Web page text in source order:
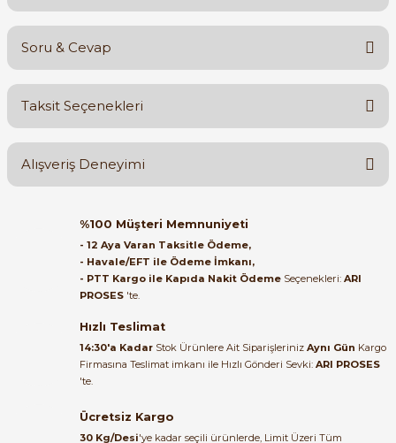
Bu ürüne ilk yorumu siz yapın!
Soru & Cevap
Ürün hakkında henüz soru sorulmamış.
Taksit Seçenekleri
Alışveriş Deneyimi
Orijinal kutusuyla ertesi gün
ulaştı elimize. Teşekkürler.
B... A... | 27/06/2026
bundan mehmet bey ilgi ve
alakası için teşekkür ederim
muhammed demirci |
Ürün elime eksiksiz ve hasarsız
%100 Müşteri Memnuniyeti
- 12 Aya Varan Taksitle Ödeme,
- Havale/EFT ile Ödeme İmkanı,
- PTT Kargo ile Kapıda Nakit Ödeme Seçenekleri: ARI
PROSES 'te.
Hızlı Teslimat
14:30'a Kadar Stok Ürünlere Ait Siparişleriniz Aynı Gün Kargo
Firmasına Teslimat imkanı ile Hızlı Gönderi Sevki: ARI PROSES
'te.
Ücretsiz Kargo
30 Kg/Desi'ye kadar seçili ürünlerde, Limit Üzeri Tüm